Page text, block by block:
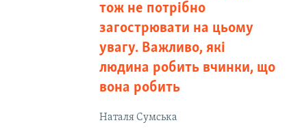
тож не потрібно
загострювати на цьому
увагу. Важливо, які
людина робить вчинки, що
вона робить
Наталя Сумська